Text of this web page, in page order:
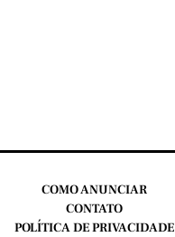
COMO ANUNCIAR
CONTATO
POLÍTICA DE PRIVACIDADE